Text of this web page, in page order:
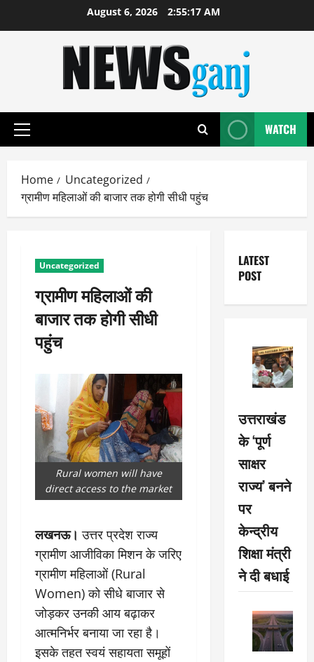
August 6, 2026 2:55:17 AM
Primary
WATCH
Home
Uncategorized
ग्रामीण महिलाओं की बाजार तक होगी सीधी पहुंच
Uncategorized
ग्रामीण महिलाओं की
बाजार तक होगी सीधी
पहुंच
Rural women will have
direct access to the market
लखनऊ। उत्तर प्रदेश राज्य
ग्रामीण आजीविका मिशन के जरिए
ग्रामीण महिलाओं (Rural
Women) को सीधे बाजार से
जोड़कर उनकी आय बढ़ाकर
आत्मनिर्भर बनाया जा रहा है।
इसके तहत स्वयं सहायता समूहों
LATEST
POST
उत्तराखंड
के ‘पूर्ण
साक्षर
राज्य’ बनने
पर
केन्द्रीय
शिक्षा मंत्री
ने दी बधाई